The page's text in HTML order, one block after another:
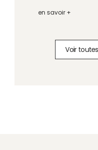
en savoir +
Voir